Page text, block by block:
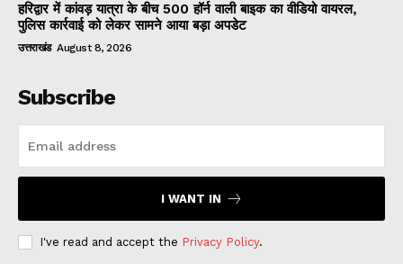
हरिद्वार में कांवड़ यात्रा के बीच 500 हॉर्न वाली बाइक का वीडियो वायरल,
पुलिस कार्रवाई को लेकर सामने आया बड़ा अपडेट
उत्तराखंड August 8, 2026
Subscribe
I WANT IN
I've read and accept the Privacy Policy.